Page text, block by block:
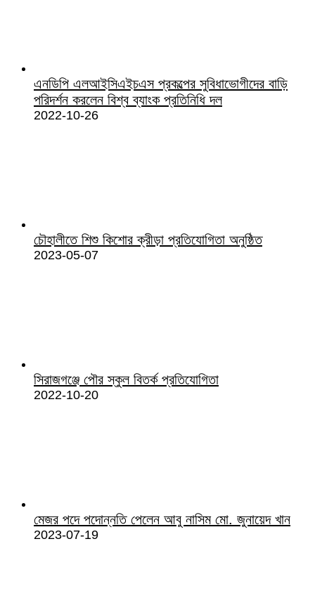
এনডিপি এলআইসিএইচএস প্রকল্পের সুবিধাভোগীদের বাড়ি
পরিদর্শন করলেন বিশ্ব ব্যাংক প্রতিনিধি দল
2022-10-26
চৌহালীতে শিশু কিশোর ক্রীড়া প্রতিযোগিতা অনুষ্ঠিত
2023-05-07
সিরাজগঞ্জে পৌর স্কুল বিতর্ক প্রতিযোগিতা
2022-10-20
মেজর পদে পদোন্নতি পেলেন আবু নাসিম মো. জুনায়েদ খান
2023-07-19